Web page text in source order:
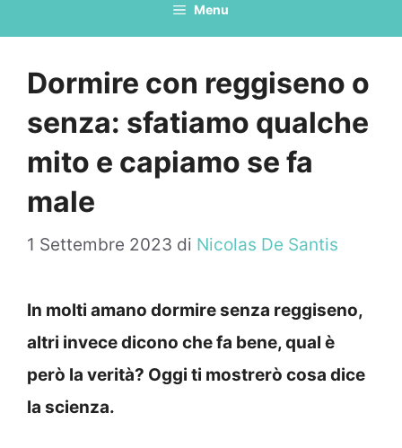
Menu
Dormire con reggiseno o
senza: sfatiamo qualche
mito e capiamo se fa
male
1 Settembre 2023 di Nicolas De Santis
In molti amano dormire senza reggiseno,
altri invece dicono che fa bene, qual è
però la verità? Oggi ti mostrerò cosa dice
la scienza.